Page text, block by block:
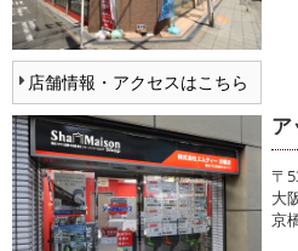
店舗情報・アクセスはこちら
ア
〒
大
京